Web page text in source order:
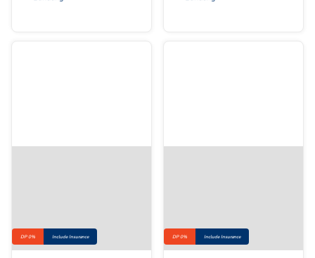
DP 0% Include Insurance DP 0% Include Insurance